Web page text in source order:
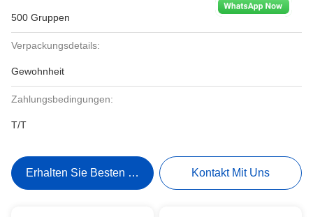
500 Gruppen
Verpackungsdetails:
Gewohnheit
Zahlungsbedingungen:
T/T
Erhalten Sie Besten Preis Kontakt Mit Uns